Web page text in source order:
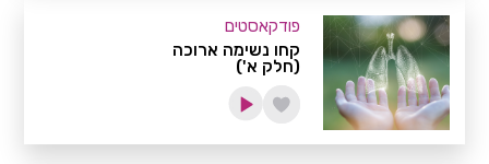
פודקאסטים
קחו נשימה ארוכה
(חלק א')